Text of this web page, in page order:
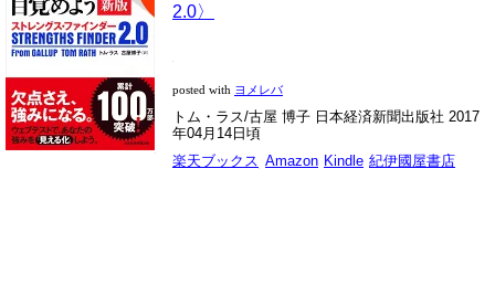
2.0〉
posted with ヨメレバ
トム・ラス/古屋 博子 日本経済新聞出版社 2017
年04月14日頃
楽天ブックス Amazon Kindle 紀伊國屋書店